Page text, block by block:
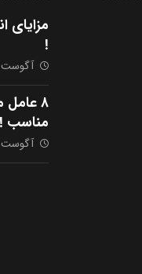
مزایای
!
آگوست ۳۱, ۲۰۲۳
۸
مناسب !
آگوست ۲۹, ۲۰۲۳